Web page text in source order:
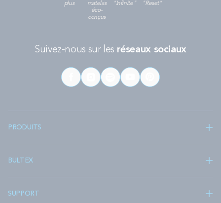
plus
matelas
éco-
conçus
"Infinite"
"Reset"
Suivez-nous sur les réseaux sociaux
PRODUITS
BULTEX
SUPPORT